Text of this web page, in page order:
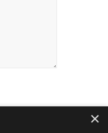
×